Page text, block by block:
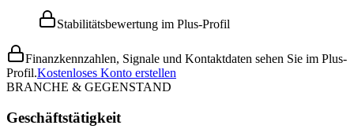
Stabilitätsbewertung im Plus-Profil
Finanzkennzahlen, Signale und Kontaktdaten sehen Sie im Plus-
Profil.Kostenloses Konto erstellen
BRANCHE & GEGENSTAND
Geschäftstätigkeit